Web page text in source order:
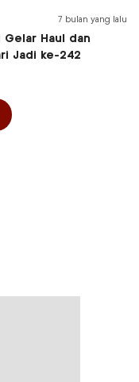
7 bulan yang lalu
Gelar Haul dan
Jadi ke-242